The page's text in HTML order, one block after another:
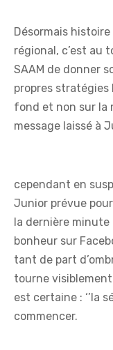
Désormais
régional, c’est au
SAAM de donner
propres stratégies
fond et non sur la
message laissé à
cependant en
Junior prévue
la dernière
bonheur sur
tant de part
tourne
est certaine : ‘’la
commencer.